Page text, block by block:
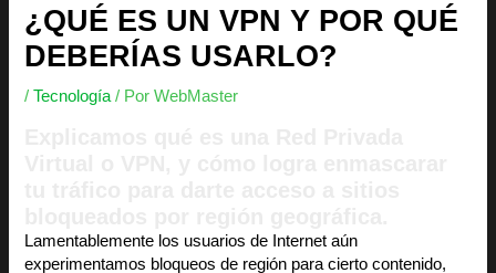
¿QUÉ ES UN VPN Y POR QUÉ
DEBERÍAS USARLO?
/Tecnología / PorWebMaster
Lamentablemente los usuarios de Internet aún
experimentamos bloqueos de región para cierto contenido,